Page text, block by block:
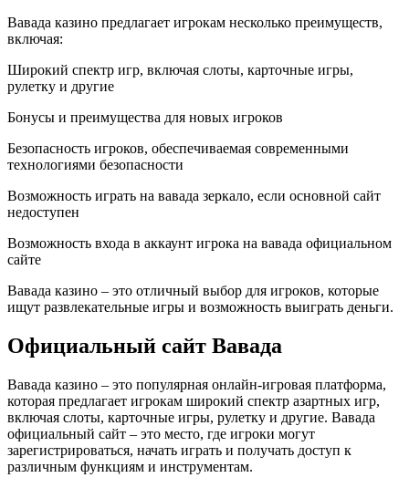
Вавада казино предлагает игрокам несколько преимуществ,
включая:
Широкий спектр игр, включая слоты, карточные игры,
рулетку и другие
Бонусы и преимущества для новых игроков
Безопасность игроков, обеспечиваемая современными
технологиями безопасности
Возможность играть на вавада зеркало, если основной сайт
недоступен
Возможность входа в аккаунт игрока на вавада официальном
сайте
Вавада казино – это отличный выбор для игроков, которые
ищут развлекательные игры и возможность выиграть деньги.
Официальный сайт Вавада
Вавада казино – это популярная онлайн-игровая платформа,
которая предлагает игрокам широкий спектр азартных игр,
включая слоты, карточные игры, рулетку и другие. Вавада
официальный сайт – это место, где игроки могут
зарегистрироваться, начать играть и получать доступ к
различным функциям и инструментам.